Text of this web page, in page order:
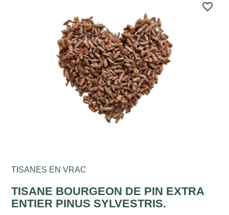
favorite_border
TISANES EN VRAC
TISANE BOURGEON DE PIN EXTRA
ENTIER PINUS SYLVESTRIS.